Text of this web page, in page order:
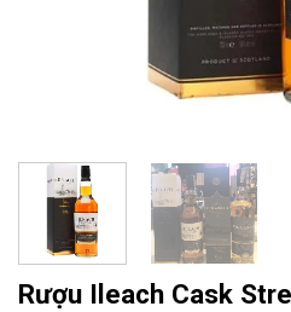
Rượu Ileach Cask